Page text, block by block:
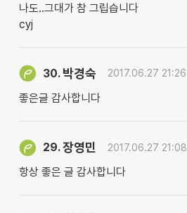
나도..그대가 참 그립습니다
cyj
30. 박경숙 2017.06.27 21:26
좋은글 감사합니다
29.장영민 2017.06.27 21:08
항상 좋은 글 감사합니다